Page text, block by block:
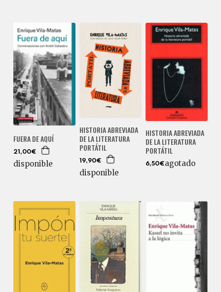
FUERA DE AQUÍ
21,00€
disponible
HISTORIA ABREVIADA
DE LA LITERATURA
PORTÁTIL
19,90€
disponible
HISTORIA ABREVIADA
DE LA LITERATURA
PORTÁTIL
6,50€agotado